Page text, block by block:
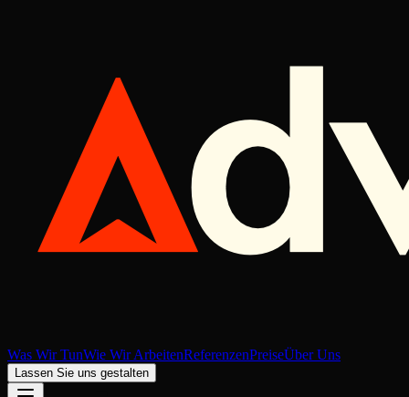
Was Wir TunWie Wir ArbeitenReferenzenPreiseÜber Uns
Lassen Sie uns gestalten